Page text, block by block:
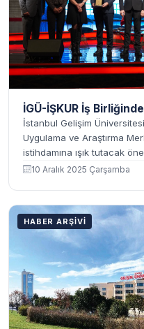
İGÜ-İŞKUR İş
İstanbul Gelişim
Uygulama ve Araştırma
istihdamına ışık tutacak
10 Aralık 2025 Çarşamba
HABER ARŞIVI